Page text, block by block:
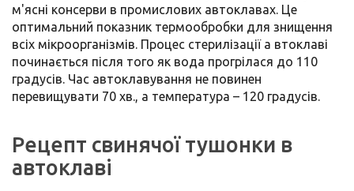
м'ясні консерви в промислових автоклавах. Це
оптимальний показник термообробки для знищення
всіх мікроорганізмів. Процес стерилізації а втоклаві
починається після того як вода прогрілася до 110
градусів. Час автоклавування не повинен
перевищувати 70 хв., а температура – 120 градусів.
Рецепт свинячої тушонки в
автоклаві